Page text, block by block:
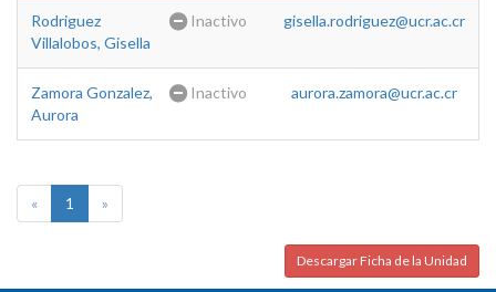
Rodriguez
Villalobos, Gisella
Inactivo gisella.rodriguez@ucr.ac.cr
Zamora Gonzalez,
Aurora
Inactivo aurora.zamora@ucr.ac.cr
« 1 »
Descargar Ficha de la Unidad